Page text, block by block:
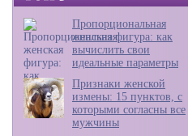
Пропорциональная
женская фигура: как
вычислить свои
идеальные параметры
Признаки женской
измены: 15 пунктов, с
которыми согласны все
мужчины